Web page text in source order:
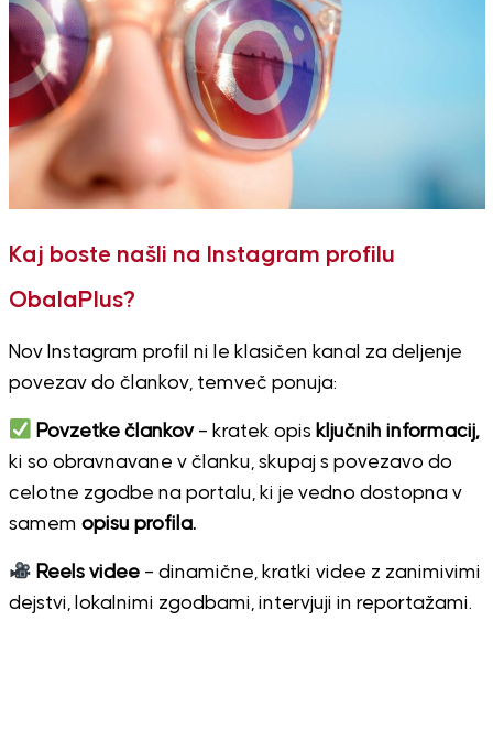
Kaj boste našli na Instagram profilu
ObalaPlus?
Nov Instagram profil ni le klasičen kanal za deljenje
povezav do člankov, temveč ponuja:
Povzetke člankov– kratek opis ključnih informacij,
ki so obravnavane v članku, skupaj s povezavo do
celotne zgodbe na portalu, ki je vedno dostopna v
samem opisu profila.
Reels videe – dinamične, kratki videe z zanimivimi
dejstvi, lokalnimi zgodbami, intervjuji in reportažami.